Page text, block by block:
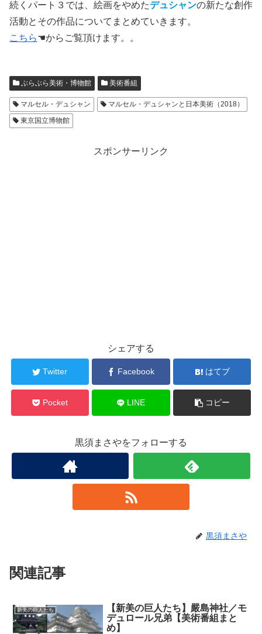
続くパート３では、絵画をやめたデュシャンの新たな創作
活動とその作品についてまとめていきます。
こちら☚からご覧頂けます。。
ぶらぶら美術・博物館 美術番組
マルセル・デュシャン
マルセル・デュシャンと日本美術（2018）
東京国立博物館
スポンサーリンク
シェアする
Twitter Facebook はてブ
Pocket LINE コピー
黒須まさやをフォローする
黒須まさや
関連記事
新美の巨人たち
【新美の巨人たち】嚴島神社／モ
デュロール兄弟【美術番組まと
め】